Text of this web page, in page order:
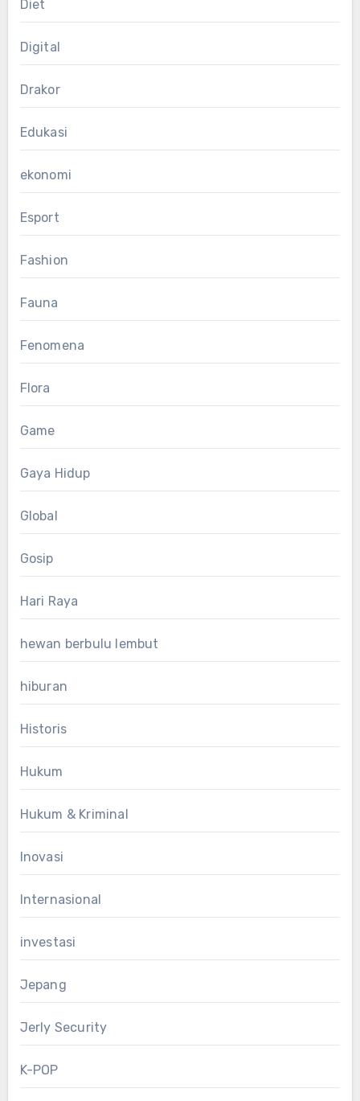
Diet
Digital
Drakor
Edukasi
ekonomi
Esport
Fashion
Fauna
Fenomena
Flora
Game
Gaya Hidup
Global
Gosip
Hari Raya
hewan berbulu lembut
hiburan
Historis
Hukum
Hukum & Kriminal
Inovasi
Internasional
investasi
Jepang
Jerly Security
K-POP